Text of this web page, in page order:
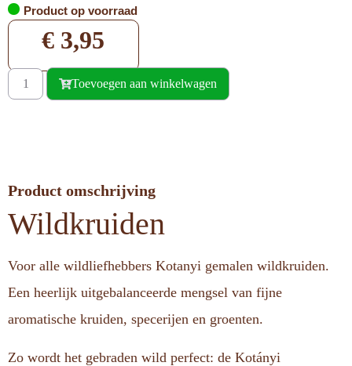
Product op voorraad
€ 3,95
Toevoegen aan winkelwagen
Product omschrijving
Wildkruiden
Voor alle wildliefhebbers Kotanyi gemalen wildkruiden.
Een heerlijk uitgebalanceerde mengsel van fijne
aromatische kruiden, specerijen en groenten.
Zo wordt het gebraden wild perfect: de Kotányi